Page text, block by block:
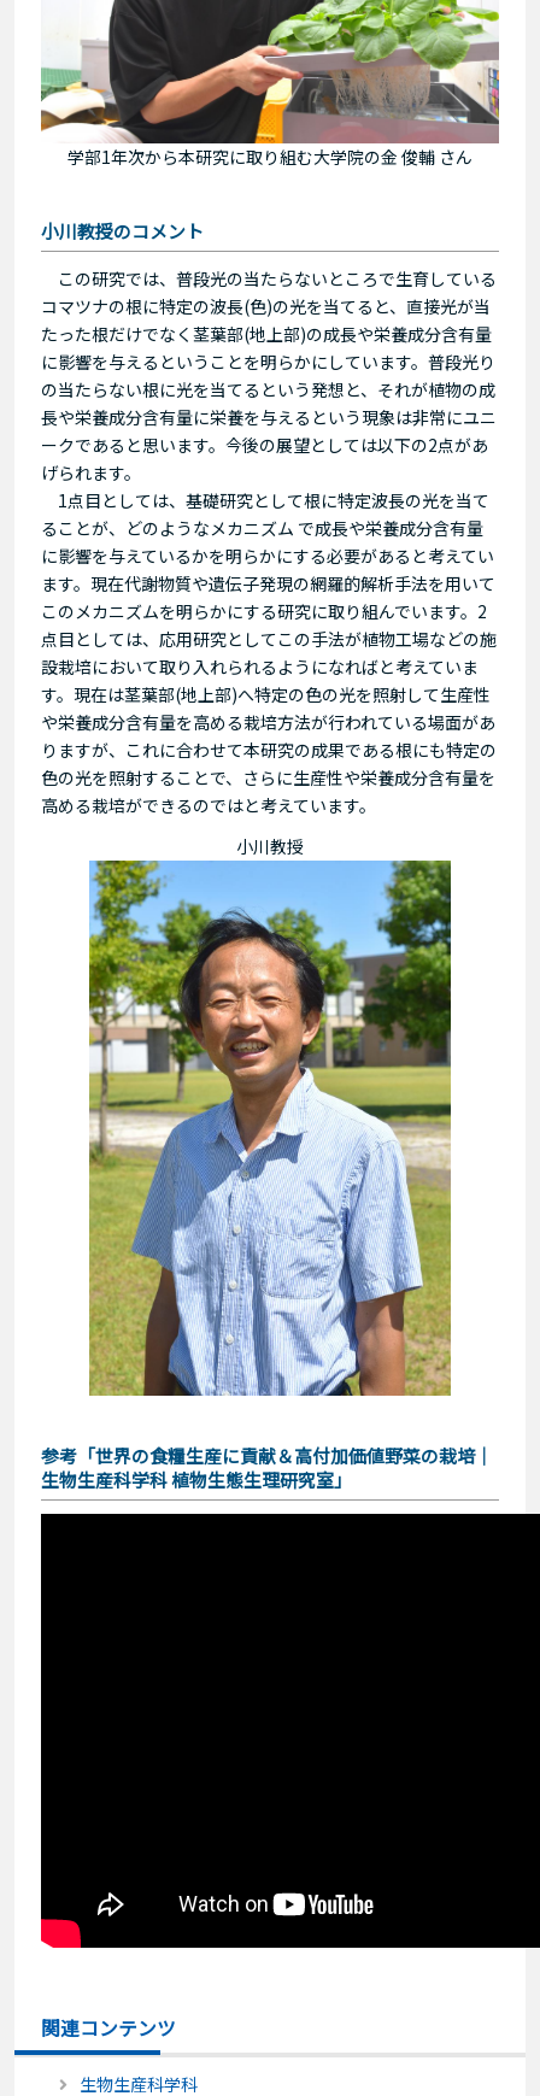
学部1年次から本研究に取り組む大学院の金 俊輔 さん
小川教授のコメント
この研究では、普段光の当たらないところで生育している
コマツナの根に特定の波長(色)の光を当てると、直接光が当
たった根だけでなく茎葉部(地上部)の成長や栄養成分含有量
に影響を与えるということを明らかにしています。普段光り
の当たらない根に光を当てるという発想と、それが植物の成
長や栄養成分含有量に栄養を与えるという現象は非常にユニ
ークであると思います。今後の展望としては以下の2点があ
げられます。
1点目としては、基礎研究として根に特定波長の光を当て
ることが、どのようなメカニズム で成長や栄養成分含有量
に影響を与えているかを明らかにする必要があると考えてい
ます。現在代謝物質や遺伝子発現の網羅的解析手法を用いて
このメカニズムを明らかにする研究に取り組んでいます。2
点目としては、応用研究としてこの手法が植物工場などの施
設栽培において取り入れられるようになればと考えていま
す。現在は茎葉部(地上部)へ特定の色の光を照射して生産性
や栄養成分含有量を高める栽培方法が行われている場面があ
りますが、これに合わせて本研究の成果である根にも特定の
色の光を照射することで、さらに生産性や栄養成分含有量を
高める栽培ができるのではと考えています。
小川教授
参考「世界の食糧生産に貢献＆高付加価値野菜の栽培｜
生物生産科学科 植物生態生理研究室」
関連コンテンツ
生物生産科学科